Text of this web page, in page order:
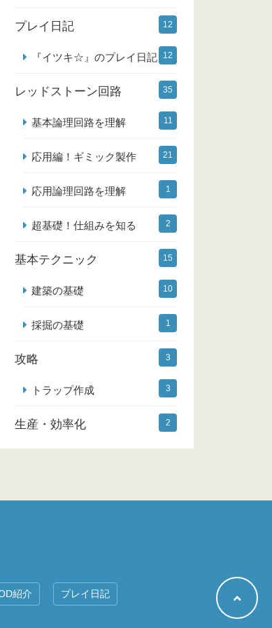
プレイ日記 12
『イツキ☆』のプレイ日記 12
レッドストーン回路 35
基本論理回路を理解 11
応用編！ギミック製作 21
応用論理回路を理解 1
超基礎！仕組みを知る 2
基本テクニック 15
建築の基礎 10
採掘の基礎 1
攻略 3
トラップ作成 3
生産・効率化 2
紹介 プレイ日記